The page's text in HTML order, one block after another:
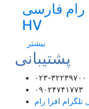
رام فارسی Lenovo A5500-
HV
بیشتر
پشتیبانی
۰۲۳-۳۲۲۳۹۷۰۰
۰۹۰۲۴۷۴۱۷۷۳
تلگرام افرا رام